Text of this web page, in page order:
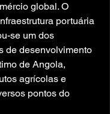
global. O
portuária
se um dos
de desenvolvimento
de Angola,
agrícolas e
pontos do